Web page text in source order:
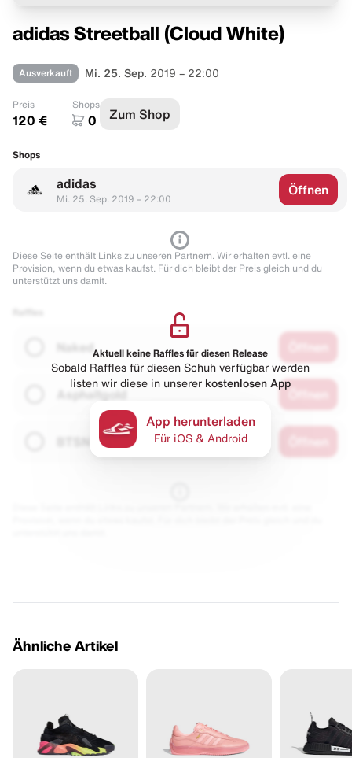
adidas Streetball (Cloud White)
Ausverkauft Mi. 25. Sep. 2019 – 22:00
Preis
120 €
Shops
0 Zum Shop
Shops
adidas
Mi. 25. Sep. 2019 – 22:00
Öffnen
Diese Seite enthält Links zu unseren Partnern. Wir erhalten evtl. eine
Provision, wenn du etwas kaufst. Für dich bleibt der Preis gleich und du
unterstützt uns damit.
Naked
Asphaltgold
Aktuell keine Raffles für diesen Release
Sobald Raffles für diesen Schuh verfügbar werden
listen wir diese in unserer kostenlosen App
App herunterladen
Für iOS & Android
Ähnliche Artikel